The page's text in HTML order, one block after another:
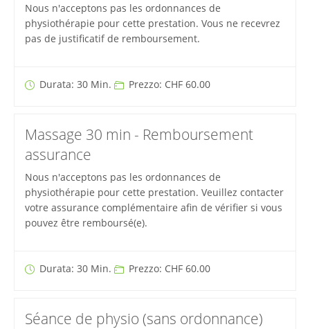
Nous n'acceptons pas les ordonnances de
physiothérapie pour cette prestation. Vous ne recevrez
pas de justificatif de remboursement.
Durata: 30 Min. Prezzo: CHF 60.00
Massage 30 min - Remboursement
assurance
Nous n'acceptons pas les ordonnances de
physiothérapie pour cette prestation. Veuillez contacter
votre assurance complémentaire afin de vérifier si vous
pouvez être remboursé(e).
Durata: 30 Min. Prezzo: CHF 60.00
Séance de physio (sans ordonnance)